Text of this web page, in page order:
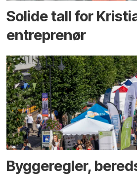
Solide tall for
entreprenør
Bygge­regler,